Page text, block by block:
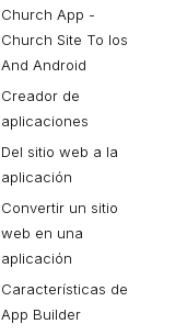
Church App -
Church Site To Ios
And Android
Creador de
aplicaciones
Del sitio web a la
aplicación
Convertir un sitio
web en una
aplicación
Características de
App Builder